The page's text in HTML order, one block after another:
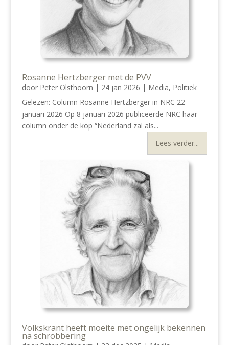
Rosanne Hertzberger met de PVV
door Peter Olsthoorn | 24 jan 2026 | Media, Politiek
Gelezen: Column Rosanne Hertzberger in NRC 22
januari 2026 Op 8 januari 2026 publiceerde NRC haar
column onder de kop “Nederland zal als...
Lees verder...
Volkskrant heeft moeite met ongelijk bekennen
na schrobbering